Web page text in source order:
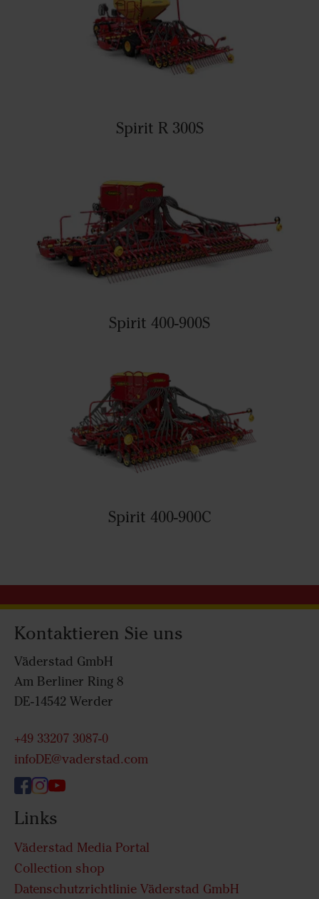
Spirit R 300S
Spirit 400-900S
Spirit 400-900C
Kontaktieren Sie uns
Väderstad GmbH
Am Berliner Ring 8
DE-14542 Werder
+49 33207 3087-0
infoDE@vaderstad.com
Links
Väderstad Media Portal
Collection shop
Datenschutzrichtlinie Väderstad GmbH